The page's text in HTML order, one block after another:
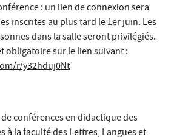
: un lien de connexion sera
inscrites au plus tard le 1er juin. Les
dans la salle seront privilégiés.
obligatoire sur le lien suivant :
r/y32hduj0Nt
conférences en didactique des
à la faculté des Lettres, Langues et